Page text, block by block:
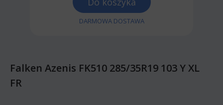
DARMOWA DOSTAWA
Falken Azenis FK510 285/35R19 103 Y XL
FR